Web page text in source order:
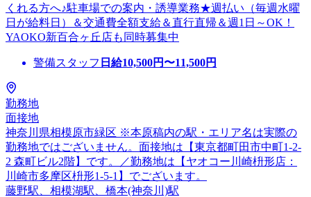
くれる方へ♪駐車場での案内・誘導業務★週払い（毎週水曜
日が給料日）＆交通費全額支給＆直行直帰＆週1日～OK！
YAOKO新百合ヶ丘店も同時募集中
警備スタッフ 日給10,500円〜11,500円
勤務地
面接地
神奈川県相模原市緑区 ※本原稿内の駅・エリア名は実際の
勤務地ではございません。面接地は【東京都町田市中町1-2-
2 森町ビル2階】です。／勤務地は【ヤオコー川崎枡形店：
川崎市多摩区枡形1-5-1】でございます。
藤野駅、相模湖駅、橋本(神奈川)駅